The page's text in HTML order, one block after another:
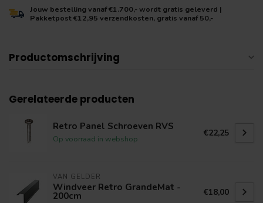
Jouw bestelling vanaf €1.700,- wordt gratis geleverd |
Pakketpost €12,95 verzendkosten, gratis vanaf 50,-
Productomschrijving
Gerelateerde producten
Retro Panel Schroeven RVS
Op voorraad in webshop
€22,25
VAN GELDER
Windveer Retro GrandeMat -
200cm €18,00